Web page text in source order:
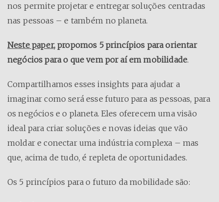
nos permite projetar e entregar soluções centradas
nas pessoas – e também no planeta.
Neste paper, propomos 5 princípios para orientar
negócios para o que vem por aí em mobilidade.
Compartilhamos esses insights para ajudar a
imaginar como será esse futuro para as pessoas, para
os negócios e o planeta. Eles oferecem uma visão
ideal para criar soluções e novas ideias que vão
moldar e conectar uma indústria complexa – mas
que, acima de tudo, é repleta de oportunidades.
Os 5 princípios para o futuro da mobilidade são: